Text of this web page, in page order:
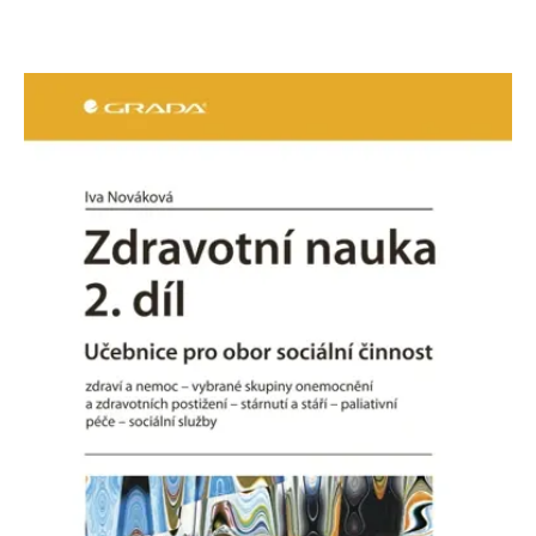
vložených skriptů
doménami společnosti
Meta Platform
Inc.
.grada.sk
3 měsíce
Používá Facebook k
poskytování řady
reklamních produktů,
jako je nabízení cen v
Corporation
.grada.sk
používá společnost Bing
k určení, jaké reklamy by
se měly zobrazovat a
které by mohly být
relevantní pro
SRM_B
Microsoft
Corporation
.c.bing.com
1 rok
Toto je cookie první
strany společnosti
Microsoft MSN, které
zajišťuje správné